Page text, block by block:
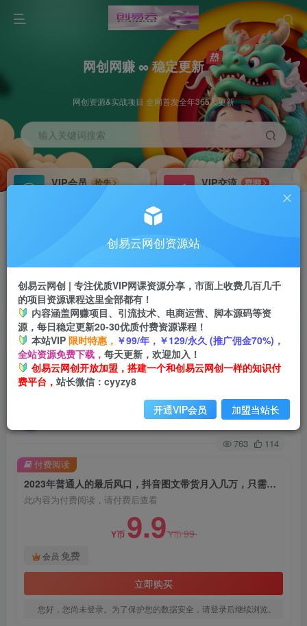
网创网赚 ∞ 稳定更新
网创资源&实战项目 全网首发全年365天更新
输入关键词搜索
VIP会员
抢先
VIP交流
群聊
研究探讨更多创业项目路子。
会员专属推广链接
挂机 项目
脚本卡密
APP下载
GO
首页 创业课程 会员免费 正文
2023年普通人的最后风口，抖音图文带货月入几
万，只需一部手机即可操作
关注
763 114
2023年普通人的最后风口，抖音图文带货月入几万，只需一部手机即可操作
此内容为付费阅读，请付费后查看
Y币 9.9Y币99
会员 免费
立即购买
您好，您尚未登录。为了保护您的数据安全，请登录后继续浏览。
付费阅读
创易云网创资源站
创易云网创 | 专注优质VIP网课资源分享，市面上收费几百几千
的项目资源课程这里全部都有！
内容涵盖网赚项目、引流技术、电商运营、脚本源码等资
源，每日稳定更新20-30优质付费资源课程！
本站VIP 限时特惠， ￥99/年，￥129/永久 (推广佣金70%)，
全站资源免费下载， 每天更新，欢迎加入！
创易云网创开放加盟，搭建一个和创易云网创一样的知识付
费平台， 站长微信：cyyzy8
开通VIP会员 加盟当站长